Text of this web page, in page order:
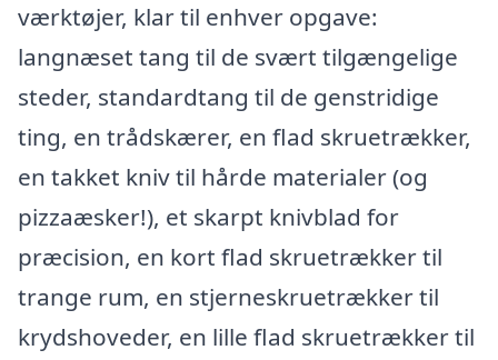
værktøjer, klar til enhver opgave:
langnæset tang til de svært tilgængelige
steder, standardtang til de genstridige
ting, en trådskærer, en flad skruetrækker,
en takket kniv til hårde materialer (og
pizzaæsker!), et skarpt knivblad for
præcision, en kort flad skruetrækker til
trange rum, en stjerneskruetrækker til
krydshoveder, en lille flad skruetrækker til